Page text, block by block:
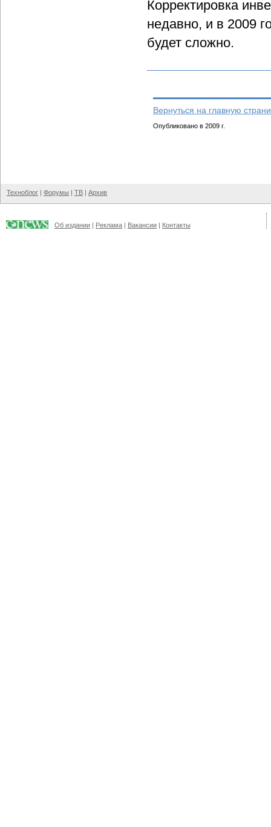
Корректировка
недавно, и в 2009
будет сложно.
Вернуться на главную
Опубликовано в 2009 г.
Техноблог | Форумы | ТВ | Архив
Об издании | Реклама | Вакансии | Контакты